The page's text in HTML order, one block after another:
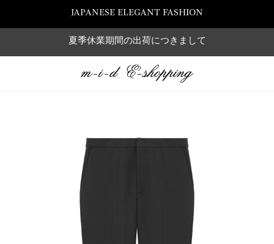
JAPANESE ELEGANT FASHION
夏季休業期間の出荷につきまして